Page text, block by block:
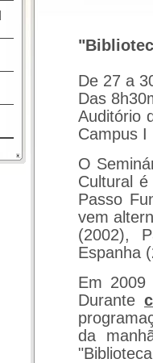
De 27 a
Das
Auditório
Campus I
O
Cultural
Passo
vem
(2002),
Espanha
Em 2009
Durante
da